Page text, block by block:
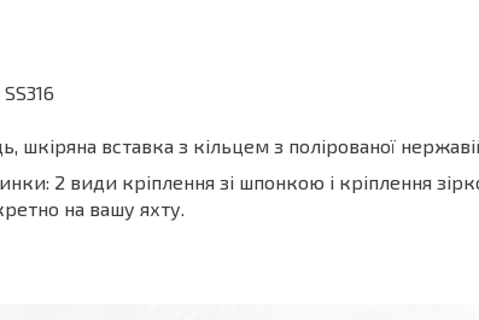
шкіряна вставка з кільцем з полірованої
2 види кріплення зі шпонкою і кріплення
на вашу яхту.